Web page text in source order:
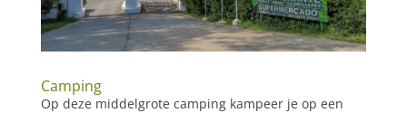
Camping
Op deze middelgrote camping kampeer je op een